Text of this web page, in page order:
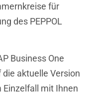
für
des PEPPOL
Business One
aktuelle Version
mit Ihnen